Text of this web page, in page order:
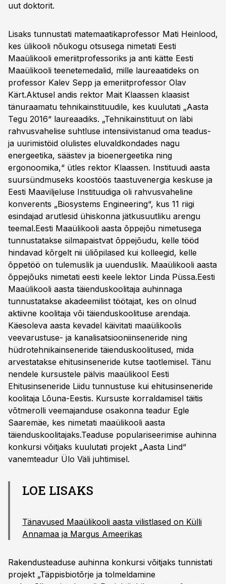
uut doktorit.
Lisaks tunnustati matemaatikaprofessor Mati Heinlood,
kes ülikooli nõukogu otsusega nimetati Eesti
Maaülikooli emeriitprofessoriks ja anti kätte Eesti
Maaülikooli teenetemedalid, mille laureaatideks on
professor Kalev Sepp ja emeriitprofessor Olav
Kärt.Aktusel andis rektor Mait Klaassen klaasist
tänuraamatu tehnikainstituudile, kes kuulutati „Aasta
Tegu 2016“ laureaadiks. „Tehnikainstituut on läbi
rahvusvahelise suhtluse intensiivistanud oma teadus-
ja uurimistöid olulistes eluvaldkondades nagu
energeetika, säästev ja bioenergeetika ning
ergonoomika,“ ütles rektor Klaassen. Instituudi aasta
suursündmuseks koostöös taastuvenergia keskuse ja
Eesti Maaviljeluse Instituudiga oli rahvusvaheline
konverents „Biosystems Engineering“, kus 11 riigi
esindajad arutlesid ühiskonna jätkusuutliku arengu
teemal.Eesti Maaülikooli aasta õppejõu nimetusega
tunnustatakse silmapaistvat õppejõudu, kelle tööd
hindavad kõrgelt nii üliõpilased kui kolleegid, kelle
õppetöö on tulemuslik ja uuenduslik. Maaülikooli aasta
õppejõuks nimetati eesti keele lektor Linda Püssa.Eesti
Maaülikooli aasta täienduskoolitaja auhinnaga
tunnustatakse akadeemilist töötajat, kes on olnud
aktiivne koolitaja või täienduskoolituse arendaja.
Käesoleva aasta kevadel käivitati maaülikoolis
veevarustuse- ja kanalisatsiooniinseneride ning
hüdrotehnikainseneride täienduskoolitused, mida
arvestatakse ehitusinseneride kutse taotlemisel. Tänu
nendele kursustele pälvis maaülikool Eesti
Ehitusinseneride Liidu tunnustuse kui ehitusinseneride
koolitaja Lõuna-Eestis. Kursuste korraldamisel täitis
võtmerolli veemajanduse osakonna teadur Egle
Saaremäe, kes nimetati maaülikooli aasta
täienduskoolitajaks.Teaduse populariseerimise auhinna
konkursi võitjaks kuulutati projekt „Aasta Lind“
vanemteadur Ülo Väli juhtimisel.
LOE LISAKS
Tänavused Maaülikooli aasta vilistlased on Külli
Annamaa ja Margus Ameerikas
Rakendusteaduse auhinna konkursi võitjaks tunnistati
projekt „Täppisbiotõrje ja tolmeldamine